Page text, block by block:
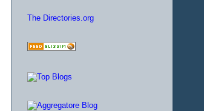
The Directories.org